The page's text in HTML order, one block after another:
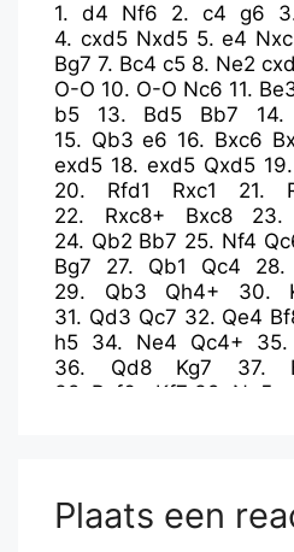
1. d4 Nf6 2. c4 g6
4. cxd5 Nxd5 5.e4
Bg7 7. Bc4 c5 8. Ne2
O-O 10. O-O Nc6 11.
b5
13. Bd5 Bb7 14.
15. Qb3 e6 16. Bxc6
exd5 18. exd5 Qxd5 19.
20. Rfd1 Rxc1 21.
22. Rxc8+ Bxc8 23.
24. Qb2 Bb7 25. Nf4
Bg7
27. Qb1 Qc4 28.
29. Qb3 Qh4+ 30.
31. Qd3 Qc7 32. Qe4
h5 34. Ne4 Qc4+ 35.
36. Qd8 Kg7 37.
38. Bxf6+ Kf7 39. Ng5+
Plaats een